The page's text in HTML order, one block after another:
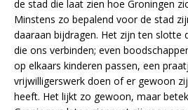
de stad die laat zien hoe Groningen
Minstens zo bepalend voor de stad
daaraan bijdragen. Het zijn ten slotte
die ons verbinden; even
op elkaars kinderen passen, een
vrijwilligerswerk doen of er gewoon
heeft. Het lijkt zo gewoon, maar